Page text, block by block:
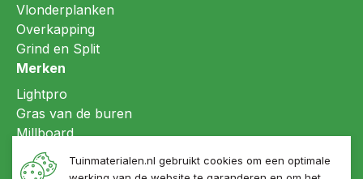
Vlonderplanken
Overkapping
Grind en Split
Merken
Lightpro
Gras van de buren
Millboard
Refin ceramiche
LujoGardens®
Tuinmaterialen.nl gebruikt cookies om een optimale